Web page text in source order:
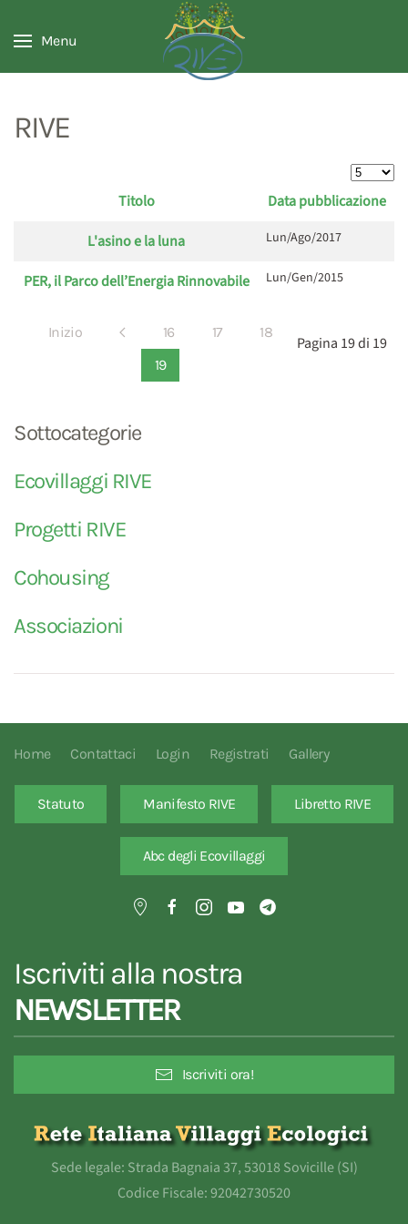
Menu
RIVE
Titolo
Data pubblicazione
L'asino e la luna
Lun/Ago/2017
PER, il Parco dell’Energia Rinnovabile Lun/Gen/2015
Pagina 19 di 19
Inizio 16 17
18
19
Sottocategorie
Ecovillaggi RIVE
Progetti RIVE
Cohousing
Associazioni
Home Contattaci Login Registrati Gallery
Statuto Manifesto RIVE Libretto RIVE
Abc degli Ecovillaggi
Iscriviti alla nostra
NEWSLETTER
Iscriviti ora!
Sede legale: Strada Bagnaia 37, 53018 Sovicille (SI)
Codice Fiscale: 92042730520